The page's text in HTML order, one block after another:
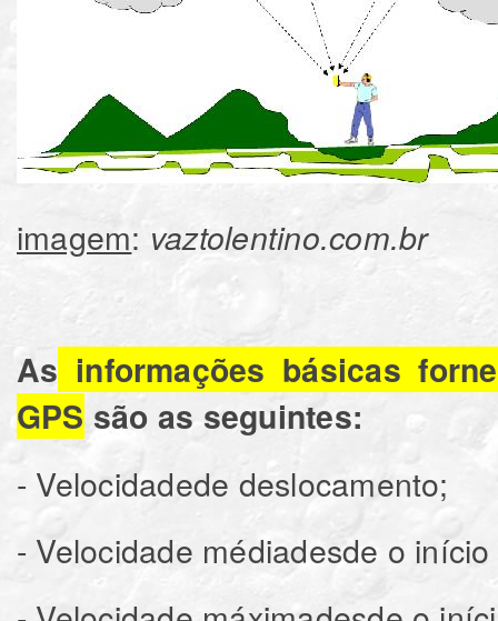
imagem: vaztolentino.com.br
As informações básicas
GPS são as seguintes:
- Velocidadede deslocamento;
- Velocidade médiadesde o